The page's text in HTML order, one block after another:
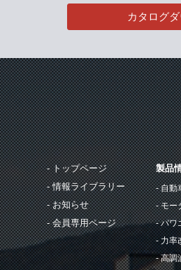
カタログ
トップページ
情報ライブラリー
お知らせ
会員専用ページ
製品
自動
モー
パワ
力率
高調